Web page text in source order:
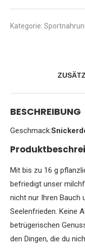
Proteinkeks
Proteinriegel
g
Kategorie:
BESCHREIBUNG
Geschmack:
Mit bis zu 16 g
befriedigt unser
nicht nur Ihren Bauch
Seelenfrieden. Keine
betrügerischen
den Dingen, die du